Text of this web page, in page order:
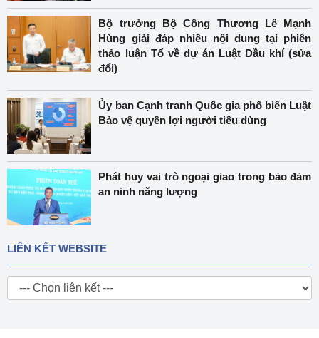
Bộ trưởng Bộ Công Thương Lê Mạnh
Hùng giải đáp nhiều nội dung tại phiên
thảo luận Tổ về dự án Luật Dầu khí (sửa
đổi)
Ủy ban Cạnh tranh Quốc gia phổ biến Luật
Bảo vệ quyền lợi người tiêu dùng
Phát huy vai trò ngoại giao trong bảo đảm
an ninh năng lượng
LIÊN KẾT WEBSITE